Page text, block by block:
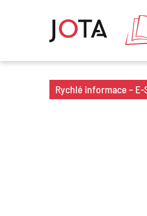
Rychlé informace – E-